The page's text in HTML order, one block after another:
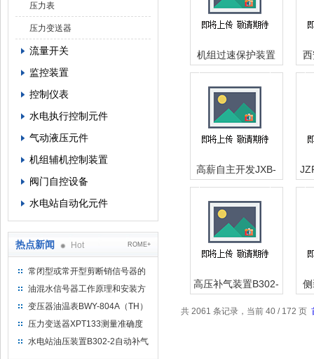
压力表
压力变送器
流量开关
监控装置
控制仪表
水电执行控制元件
气动液压元件
机组辅机控制装置
阀门自控设备
水电站自动化元件
热点新闻 Hot ROME+
常闭型或常开型剪断销信号器的
工作原理
油混水信号器工作原理和安装方
式
变压器油温表BWY-804A（TH）
测量范围
压力变送器XPT133测量准确度
不高是什么原因导致的？
水电站油压装置B302-2自动补气
机组过速保护装置
JSX型机械转速信号
器报价
阀
高薪自主开发JXB-
100机械液压过速保
护装置
动
高压补气装置B302-
控制
共 2061 条记录，当前 40 / 172 页